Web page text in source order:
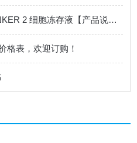
amsbio●11914●CELLBANKER 2 细胞冻存液【产品说明书】
格表，欢迎订购！